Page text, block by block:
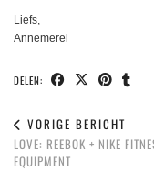
Liefs,
Annemerel
DELEN:
VORIGE BERICHT
LOVE: REEBOK + NIKE
EQUIPMENT